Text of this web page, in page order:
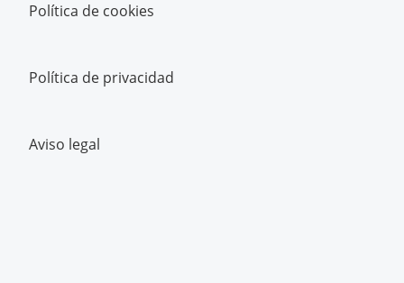
Política de cookies
Política de privacidad
Aviso legal